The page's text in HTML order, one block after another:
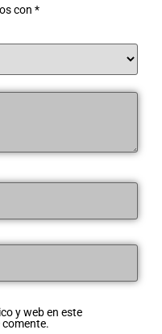
con *
y web en este